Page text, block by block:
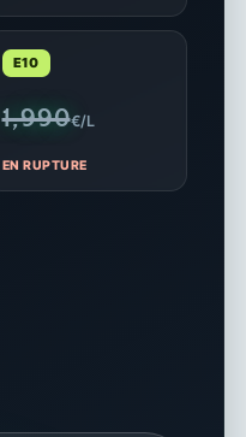
E10
1,990€/L
EN RUPTURE